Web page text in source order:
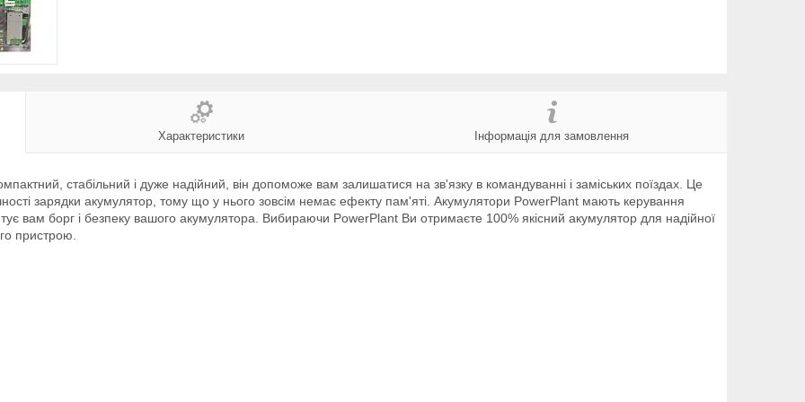
Характеристики Інформація для замовлення
стабільний і дуже надійний, він допоможе вам залишатися на зв'язку в командуванні і заміських поїздах. Це
зарядки акумулятор, тому що у нього зовсім немає ефекту пам'яті. Акумулятори PowerPlant мають керування
вам борг і безпеку вашого акумулятора. Вибираючи PowerPlant Ви отримаєте 100% якісний акумулятор для надійної
пристрою.